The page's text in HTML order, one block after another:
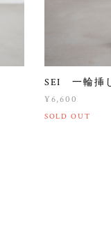
SEI 一輪
¥6,600
SOLD OUT